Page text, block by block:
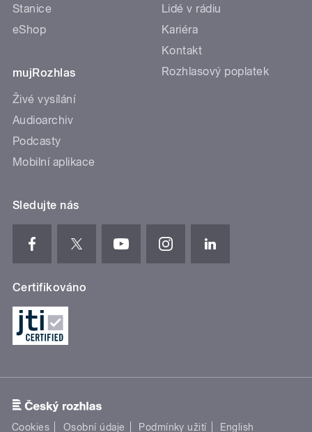
Stanice
eShop
mujRozhlas
Živé vysílání
Audioarchiv
Podcasty
Mobilní aplikace
Lidé v rádiu
Kariéra
Kontakt
Rozhlasový poplatek
Sledujte nás
Certifikováno
Cookies Osobní údaje Podmínky užití English